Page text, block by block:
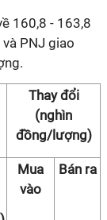
160,8 - 163,8
PNJ giao
Thay đổi
(nghìn
đồng/lượng)
Mua
vào
Bán ra